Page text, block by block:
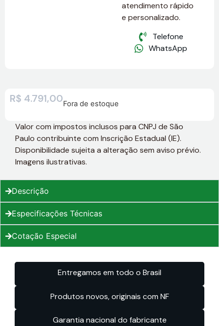
atendimento rápido
e personalizado.
Telefone
WhatsApp
R$ 4.791,00Fora de estoque
Valor com impostos inclusos para CNPJ de São
Paulo contribuinte com Inscrição Estadual (IE).
Disponibilidade sujeita a alteração sem aviso prévio.
Imagens ilustrativas.
Descrição
Especificações Técnicas
Cotação Especial
Entregamos em todo o Brasil
Produtos novos, originais com NF
Garantia nacional do fabricante